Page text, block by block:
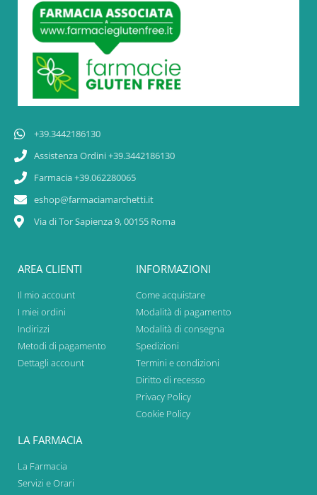
+39.3442186130
Assistenza Ordini +39.3442186130
Farmacia +39.062280065
eshop@farmaciamarchetti.it
Via di Tor Sapienza 9, 00155 Roma
AREA CLIENTI
Il mio account
I miei ordini
Indirizzi
Metodi di pagamento
Dettagli account
INFORMAZIONI
Come acquistare
Modalità di pagamento
Modalità di consegna
Spedizioni
Termini e condizioni
Diritto di recesso
Privacy Policy
Cookie Policy
LA FARMACIA
La Farmacia
Servizi e Orari